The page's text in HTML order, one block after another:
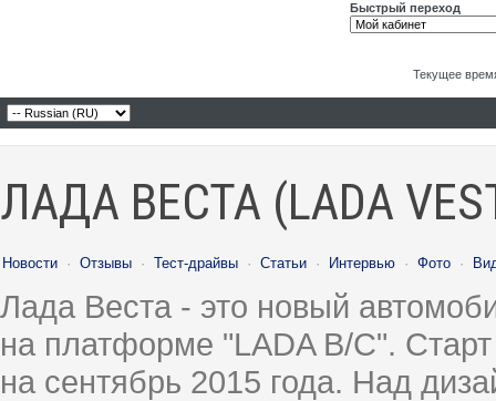
Быстрый переход
Текущее
ЛАДА ВЕСТА (LADA
Новости · Отзывы · Тест-драйвы · Статьи · Интервью · Фото ·
Лада Веста - это новый
на платформе "LADA B/C".
на сентябрь 2015 года. Над